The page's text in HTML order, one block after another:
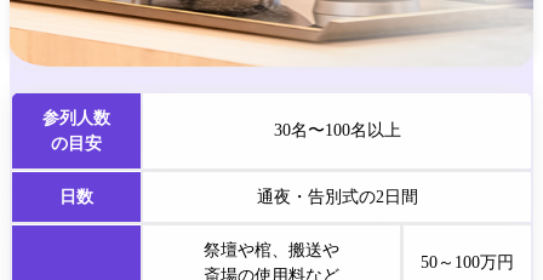
参列人数
の目安
30名〜100名以上
日数 通夜・告別式の2日間
祭壇や棺、搬送や
斎場の使用料など
50～100万円